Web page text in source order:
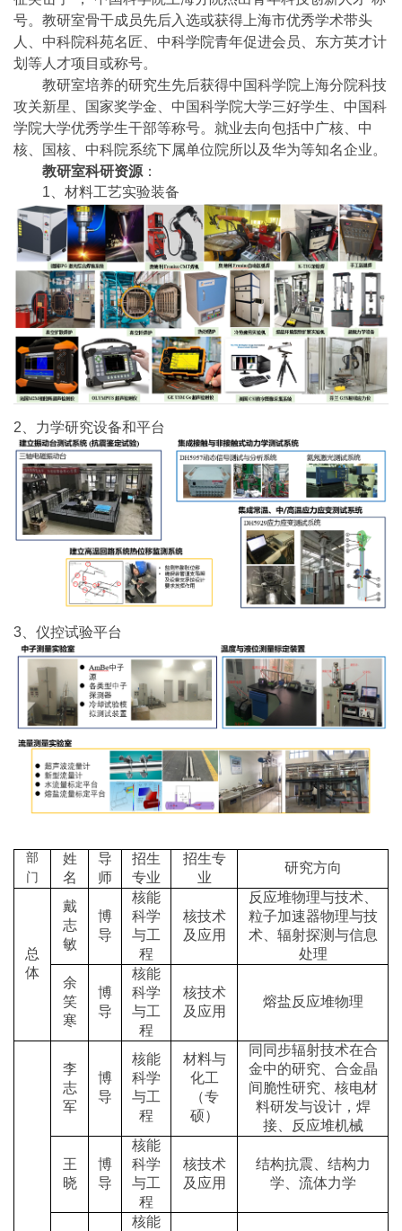
号。教研室骨干成员先后入选或获得上海市优秀学术带头
人、中科院科苑名匠、中科学院青年促进会员、东方英才计
划等人才项目或称号。
教研室培养的研究生先后获得中国科学院上海分院科技
攻关新星、国家奖学金、中国科学院大学三好学生、中国科
学院大学优秀学生干部等称号。就业去向包括中广核、中
核、国核、中科院系统下属单位院所以及华为等知名企业。
教研室科研资源 ：
1、材料工艺实验装备
2、力学研究设备和平台
3、仪控试验平台
部
门
姓
名
导
师
招生
专业
招生专
业
研究方向
总
体
戴
志
敏
博
导
核能
科学
与工
程
核技术
及应用
反应堆物理与技术、
粒子加速器物理与技
术、辐射探测与信息
处理
余
笑
寒
博
导
核能
科学
与工
程
核技术
及应用
熔盐反应堆物理
李
志
军
博
导
核能
科学
与工
程
材料与
化工
（专
硕）
同同步辐射技术在合
金中的研究、合金晶
间脆性研究、核电材
料研发与设计，焊
接、反应堆机械
王
晓
博
导
核能
科学
与工
程
核技术
及应用
结构抗震、结构力
学、流体力学
核能